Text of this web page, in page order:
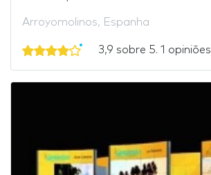
Arroyomolinos, Espanha
3,9 sobre 5. 1 opiniões